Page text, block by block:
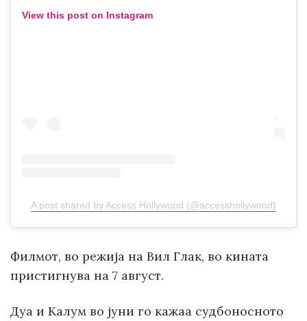
View this post on Instagram
A post shared by Access Hollywood (@accesshollywood)
Филмот, во режија на Вил Глак, во кината
пристигнува на 7 август.
Дуа и Калум во јуни го кажаа судбоносното